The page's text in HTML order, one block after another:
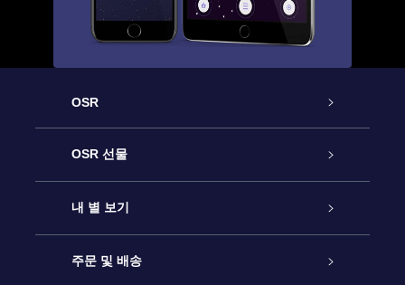
OSR
고객 서비스
연락처
블로그
OSR 선물
온라인 별 선물
OSR 선물 팩
내 별 보기
Star Register
주문 및 배송